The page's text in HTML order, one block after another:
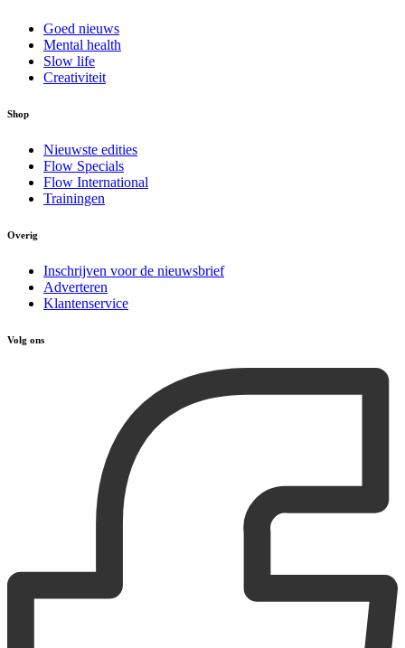
Goed nieuws
Mental health
Slow life
Creativiteit
Shop
Nieuwste edities
Flow Specials
Flow International
Trainingen
Overig
Inschrijven voor de nieuwsbrief
Adverteren
Klantenservice
Volg ons